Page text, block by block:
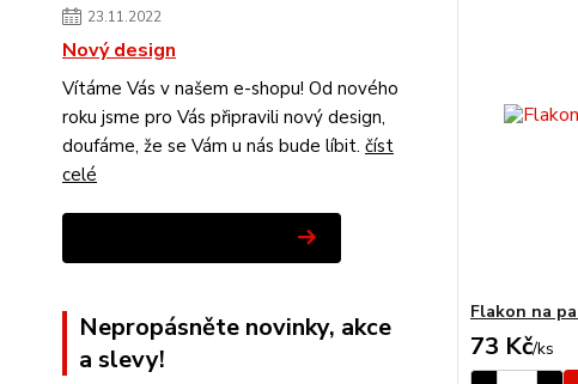
23.11.2022
Nový design
Vítáme Vás v našem e-shopu! Od nového
roku jsme pro Vás připravili nový design,
doufáme, že se Vám u nás bude líbit. číst
celé
Nepropásněte novinky, akce
a slevy!
Flakon na
73 Kč/ks